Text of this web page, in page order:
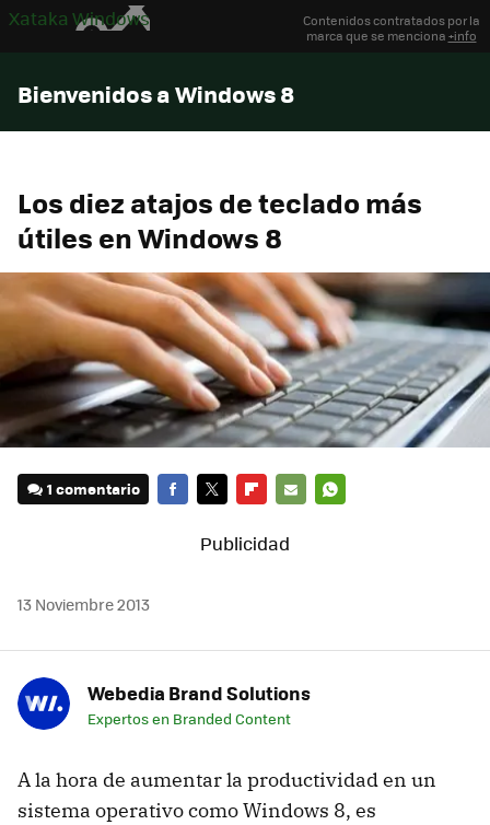
Contenidos contratados por la
marca que se menciona +info
Xataka Windows
Bienvenidos a Windows 8
Los diez atajos de teclado más
útiles en Windows 8
1 comentario
MAIL
13 Noviembre 2013
Webedia Brand Solutions
Expertos en Branded Content
A la hora de aumentar la productividad en un
sistema operativo como Windows 8, es